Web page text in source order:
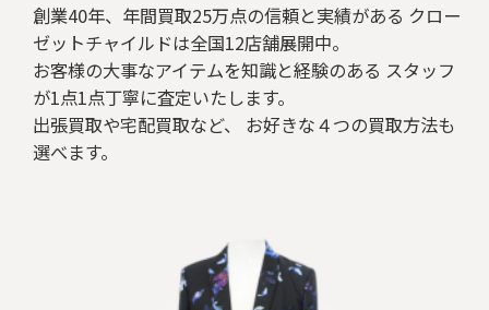
創業40年、年間買取25万点の信頼と実績がある クロー
ゼットチャイルドは全国12店舗展開中。
お客様の大事なアイテムを知識と経験のある スタッフ
が1点1点丁寧に査定いたします。
出張買取や宅配買取など、 お好きな４つの買取方法も
選べます。